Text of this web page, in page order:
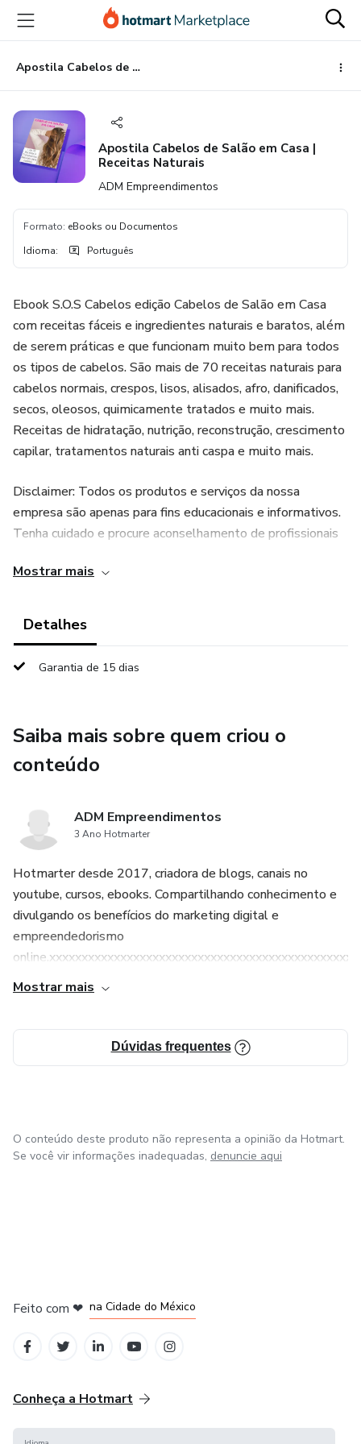
para
conteúdo
principal
para
pagamento
para
rodapé
Apostila Cabelos de Salão em Casa | Receitas Naturais
Apostila Cabelos de Salão em Casa |
Receitas Naturais
ADM Empreendimentos
Formato: eBooks ou Documentos
Idioma: Português
Ebook S.O.S Cabelos edição Cabelos de Salão em Casa
com receitas fáceis e ingredientes naturais e baratos, além
de serem práticas e que funcionam muito bem para todos
os tipos de cabelos. São mais de 70 receitas naturais para
cabelos normais, crespos, lisos, alisados, afro, danificados,
secos, oleosos, quimicamente tratados e muito mais.
Receitas de hidratação, nutrição, reconstrução, crescimento
capilar, tratamentos naturais anti caspa e muito mais.
Disclaimer: Todos os produtos e serviços da nossa
empresa são apenas para fins educacionais e informativos.
Tenha cuidado e procure aconselhamento de profissionais
consultor profissional antes de agir sobre esta ou qualquer
Mostrar mais
Detalhes
Garantia de 15 dias
Saiba mais sobre quem criou o
conteúdo
ADM Empreendimentos
3 Ano Hotmarter
Hotmarter desde 2017, criadora de blogs, canais no
youtube, cursos, ebooks. Compartilhando conhecimento e
divulgando os benefícios do marketing digital e
empreendedorismo
Mostrar mais
Dúvidas frequentes
O conteúdo deste produto não representa a opinião da Hotmart.
Se você vir informações inadequadas, denuncie aqui
Feito com ❤ na Cidade do México
Conheça a Hotmart